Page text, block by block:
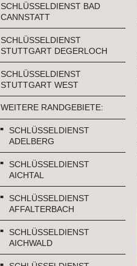
SCHLÜSSELDIENST BAD
CANNSTATT
SCHLÜSSELDIENST
STUTTGART DEGERLOCH
SCHLÜSSELDIENST
STUTTGART WEST
WEITERE RANDGEBIETE:
SCHLÜSSELDIENST
ADELBERG
SCHLÜSSELDIENST
AICHTAL
SCHLÜSSELDIENST
AFFALTERBACH
SCHLÜSSELDIENST
AICHWALD